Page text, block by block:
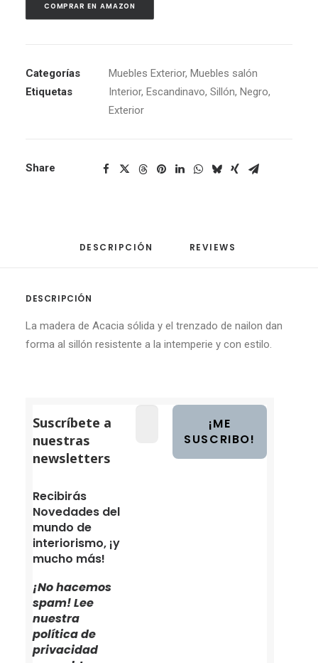
COMPRAR EN AMAZON
Categorías Muebles Exterior, Muebles salón
Etiquetas
Interior, Escandinavo, Sillón, Negro,
Exterior
Share
DESCRIPCIÓN REVIEWS
DESCRIPCIÓN
La madera de Acacia sólida y el trenzado de nailon dan
forma al sillón resistente a la intemperie y con estilo.
Suscríbete a
nuestras
newsletters
Recibirás
Novedades del
mundo de
interiorismo, ¡y
mucho más!
¡No hacemos
spam! Lee
nuestra
política de
privacidad